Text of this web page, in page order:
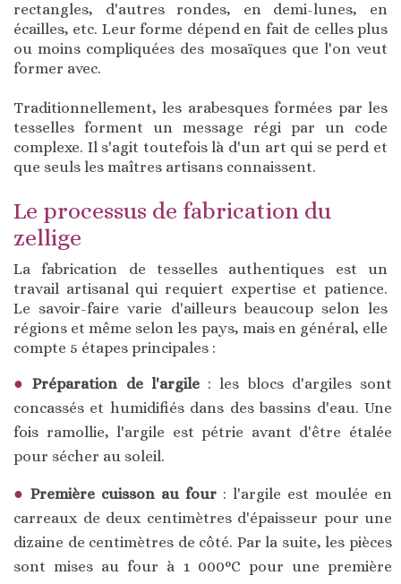
rectangles, d'autres rondes, en demi-lunes, en
écailles, etc. Leur forme dépend en fait de celles plus
ou moins compliquées des mosaïques que l'on veut
former avec.
Traditionnellement, les arabesques formées par les
tesselles forment un message régi par un code
complexe. Il s'agit toutefois là d'un art qui se perd et
que seuls les maîtres artisans connaissent.
Le processus de fabrication du
zellige
La fabrication de tesselles authentiques est un
travail artisanal qui requiert expertise et patience.
Le savoir-faire varie d'ailleurs beaucoup selon les
régions et même selon les pays, mais en général, elle
compte 5 étapes principales :
Préparation de l'argile: les blocs d'argiles sont
concassés et humidifiés dans des bassins d'eau. Une
fois ramollie, l'argile est pétrie avant d'être étalée
pour sécher au soleil.
Première cuisson au four : l'argile est moulée en
carreaux de deux centimètres d'épaisseur pour une
dizaine de centimètres de côté. Par la suite, les pièces
sont mises au four à 1 000°C pour une première